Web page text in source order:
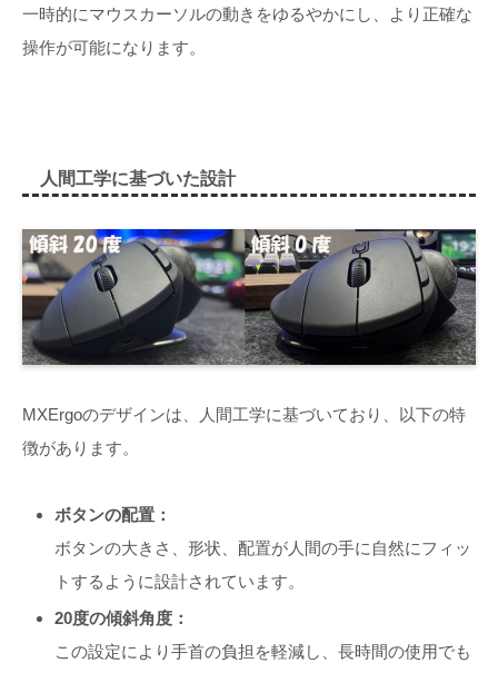
一時的にマウスカーソルの動きをゆるやかにし、より正確な
操作が可能になります。
人間工学に基づいた設計
MXErgoのデザインは、人間工学に基づいており、以下の特
徴があります。
ボタンの配置：
ボタンの大きさ、形状、配置が人間の手に自然にフィッ
トするように設計されています。
20度の傾斜角度：
この設定により手首の負担を軽減し、長時間の使用でも